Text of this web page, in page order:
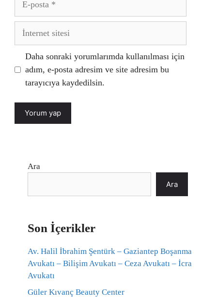
posta
İnternet
Daha sonraki yorumlarımda kullanılması için
adım, e-posta adresim ve site adresim bu
tarayıcıya kaydedilsin.
Ara
Ara
Son İçerikler
Av. Halil İbrahim Şentürk – Gaziantep Boşanma
Avukatı – Bilişim Avukatı – Ceza Avukatı – İcra
Avukatı
Güler Kıvanç Beauty Center